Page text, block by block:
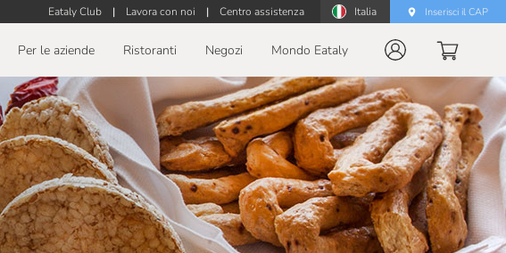
Eataly Club | Lavora con noi | Centro assistenza Italia Inserisci il CAP
Per le aziende Ristoranti Negozi Mondo Eataly